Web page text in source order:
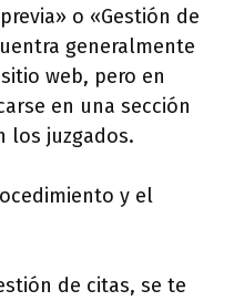
o «Gestión de
generalmente
web, pero en
en una sección
los juzgados.
y el
de citas, se te